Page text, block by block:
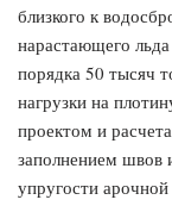
близкого к
нарастающего
порядка 50 тысяч
нагрузки на
проектом и
заполнением швов
упругости